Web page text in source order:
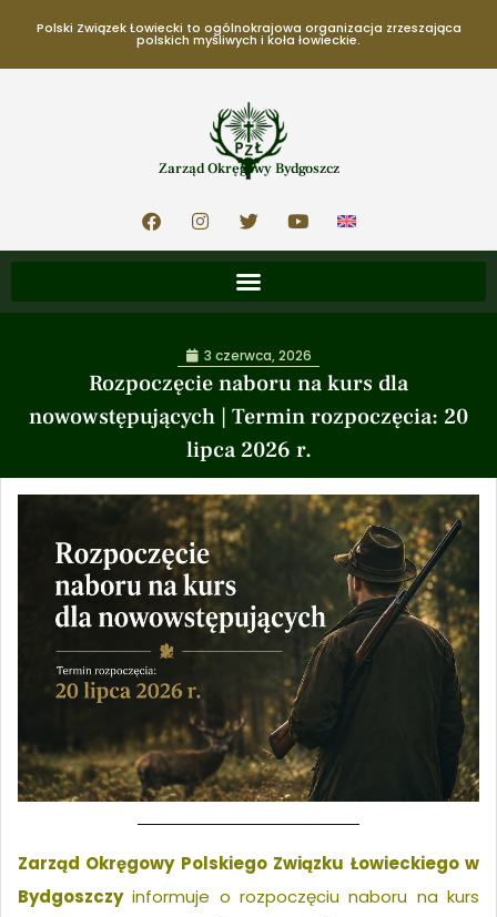
Polski Związek Łowiecki to ogólnokrajowa organizacja zrzeszająca
polskich myśliwych i koła łowieckie.
Zarząd Okręgowy Bydgoszcz
Rozpoczęcie naboru na kurs dla
nowowstępujących | Termin rozpoczęcia: 20
lipca 2026 r.
3 czerwca, 2026
Zarząd Okręgowy Polskiego Związku Łowieckiego w
Bydgoszczyinformuje o rozpoczęciu naboru na kurs